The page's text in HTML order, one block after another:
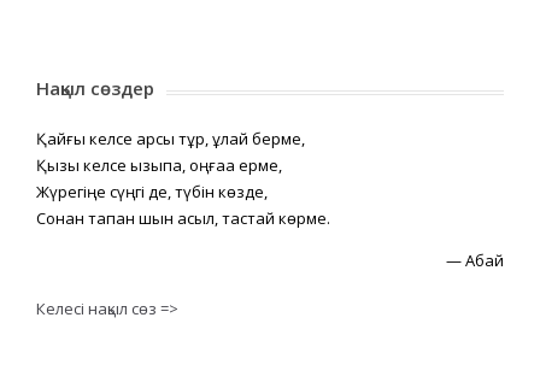
Нақыл сөздер
Қайғы келсе қарсы тұр, құлай берме,
Қызық келсе қызықпа, оңғаққа ерме,
Жүрегіңе сүңгі де, түбін көзде,
Сонан тапқан шын асыл, тастай көрме.
—Абай
Келесі нақыл сөз =>